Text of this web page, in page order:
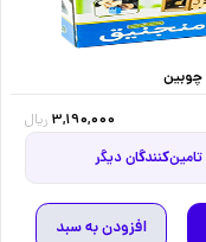
چوبین
3,190,000 ریال
افزودن به سبد